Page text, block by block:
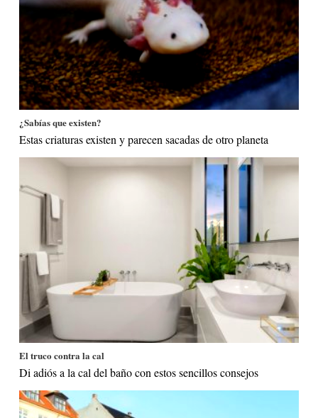
¿Sabías que existen?
Estas criaturas existen y parecen sacadas de otro planeta
El truco contra la cal
Di adiós a la cal del baño con estos sencillos consejos